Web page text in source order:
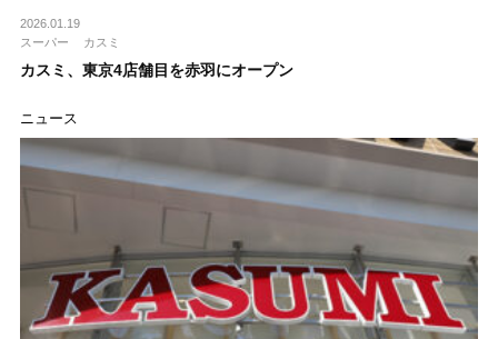
2026.01.19
スーパー
カスミ
カスミ、東京4店舗目を赤羽にオープン
ニュース